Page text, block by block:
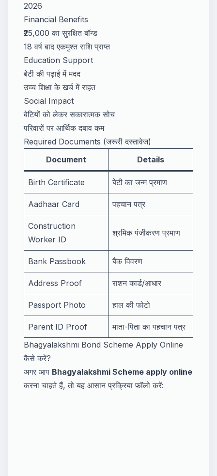
2026
Financial Benefits
₹25,000 का सुरक्षित बॉन्ड
18 वर्ष बाद एकमुश्त राशि प्राप्त
Education Support
बेटी की पढ़ाई में मदद
उच्च शिक्षा के खर्च में राहत
Social Impact
बेटियों को लेकर सकारात्मक सोच
परिवारों पर आर्थिक दबाव कम
Required Documents (जरूरी दस्तावेज)
Document
Details
Birth Certificate बेटी का जन्म प्रमाण
Aadhaar Card पहचान पत्र
Construction
Worker ID
श्रमिक पंजीकरण प्रमाण
Bank Passbook बैंक विवरण
Address Proof राशन कार्ड/आधार
Passport Photo हाल की फोटो
Parent ID Proof
माता-पिता का पहचान पत्र
Bhagyalakshmi Bond Scheme Apply Online
कैसे करें?
अगर आप Bhagyalakshmi Scheme apply online
करना चाहते हैं, तो यह आसान प्रक्रिया फॉलो करें: